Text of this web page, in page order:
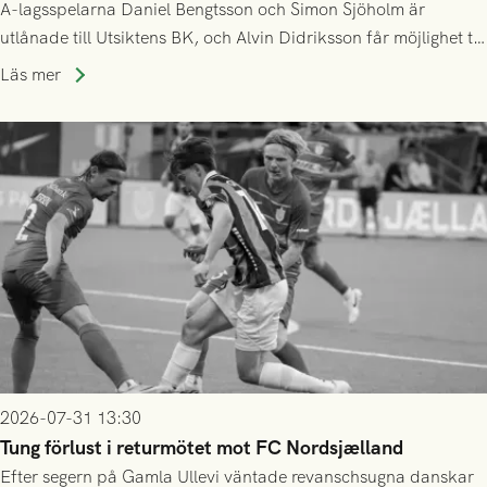
A-lagsspelarna Daniel Bengtsson och Simon Sjöholm är
utlånade till Utsiktens BK, och Alvin Didriksson får möjlighet till
speltid i Hestrafors genom föreningssamarbete.
Läs mer
2026-07-31 13:30
Tung förlust i returmötet mot FC Nordsjælland
Efter segern på Gamla Ullevi väntade revanschsugna danskar